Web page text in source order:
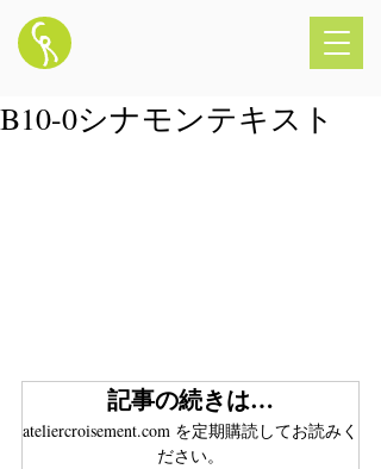
B10-0シナモンテキスト
記事の続きは…
ateliercroisement.com を定期購読してお読みく
ださい。